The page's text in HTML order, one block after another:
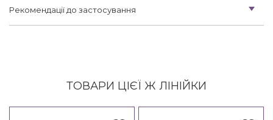
Рекомендації до застосування
ТОВАРИ ЦІЄЇ Ж ЛІНІЙКИ